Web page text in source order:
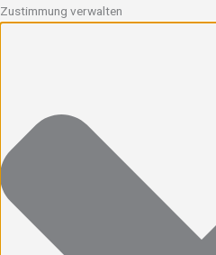
Zustimmung verwalten